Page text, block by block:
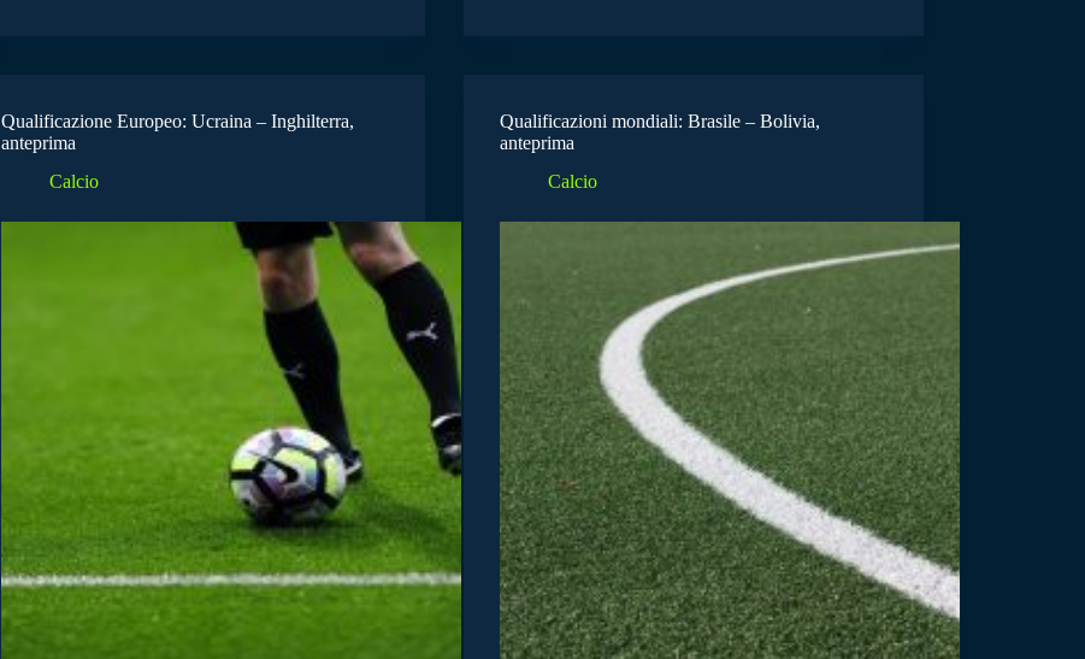
Qualificazione Europeo: Ucraina – Inghilterra,
anteprima
Calcio
Qualificazioni mondiali: Brasile – Bolivia,
anteprima
Calcio